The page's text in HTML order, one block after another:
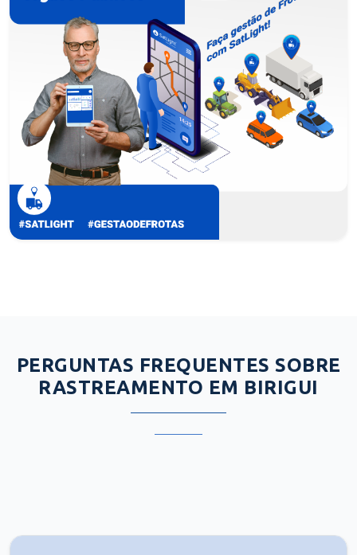
PERGUNTAS FREQUENTES SOBRE
RASTREAMENTO EM BIRIGUI